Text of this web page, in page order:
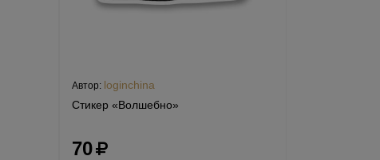
Автор: loginchina
Стикер «Волшебно»
70